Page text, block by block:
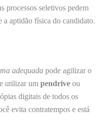
processos seletivos pedem
a aptidão física do candidato.
adequada pode agilizar o
utilizar um pendrive ou
digitais de todos os
evita contratempos e está